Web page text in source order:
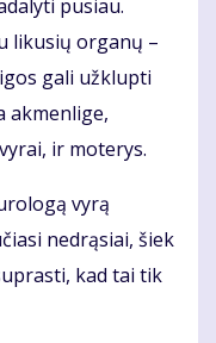
pusiau.
likusių organų –
gali užklupti
akmenlige,
ir moterys.
vyrą
nedrąsiai, šiek
kad tai tik